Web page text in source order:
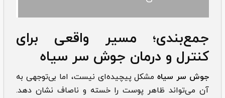
جمع‌بندی؛ مسیر واقعی برای
کنترل و درمان جوش سر سياه
جوش سر سياهمشکل پیچیده‌ای نیست، اما بی‌توجهی به
آن می‌تواند ظاهر پوست را خسته و ناصاف نشان دهد.